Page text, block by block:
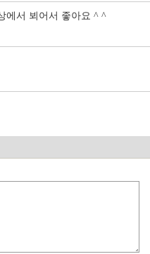
에서 뵈어서 좋아요 ^ ^